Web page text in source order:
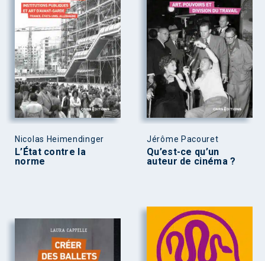
Nicolas Heimendinger
L’État contre la
norme
Jérôme Pacouret
Qu’est-ce qu’un
auteur de cinéma ?